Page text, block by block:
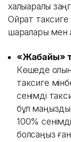
халықаралық
Ойрат таксиге
шаралары мен
«Жабайы»
Көшеде
таксиге
сенімді
бұл маңызды.
100%
болсаңыз